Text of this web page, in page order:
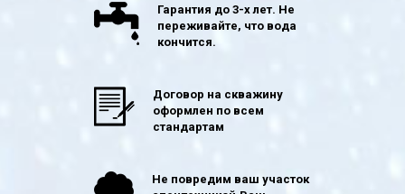
Гарантия до 3-х лет. Не
переживайте, что вода
кончится.
Договор на скважину
оформлен по всем
стандартам
Не повредим ваш участок